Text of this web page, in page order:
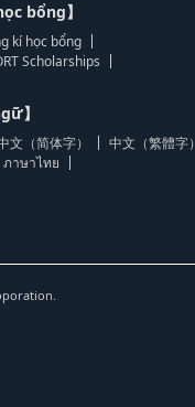
bổng】
kí học bổng
Scholarships
】
文（简体字） 中文（繁體字）
ภาษาไทย